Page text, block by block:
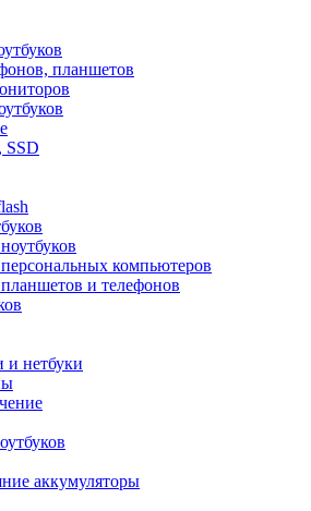
планшетов
SSD
компьютеров
и телефонов
и нетбуки
аккумуляторы